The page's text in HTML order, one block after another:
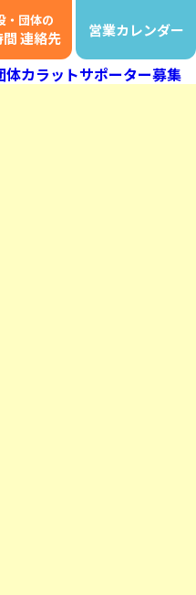
・団体の
連絡先 営業カレンダー
体カラットサポーター募集